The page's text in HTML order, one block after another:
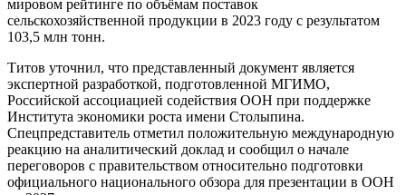
мировом рейтинге по объёмам поставок
сельскохозяйственной продукции в 2023 году с результатом
103,5 млн тонн.
Титов уточнил, что представленный документ является
экспертной разработкой, подготовленной МГИМО,
Российской ассоциацией содействия ООН при поддержке
Института экономики роста имени Столыпина.
Спецпредставитель отметил положительную международную
реакцию на аналитический доклад и сообщил о начале
переговоров с правительством относительно подготовки
официального национального обзора для презентации в ООН